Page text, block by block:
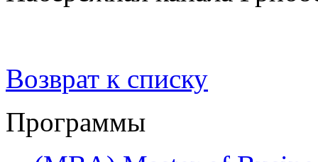
Возврат к списку
Программы